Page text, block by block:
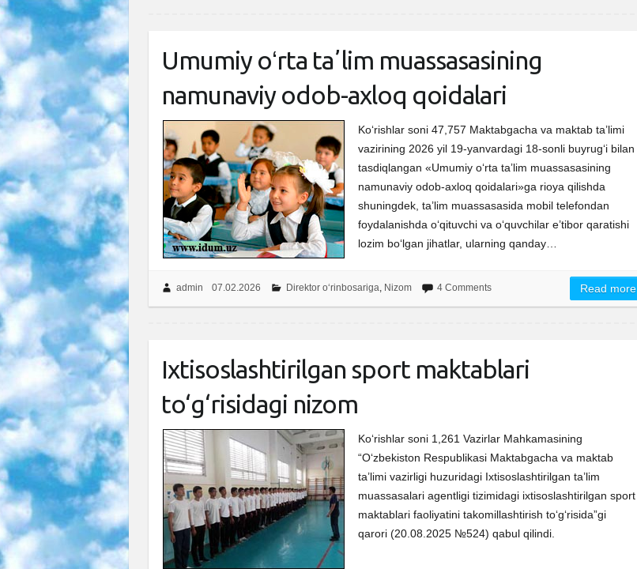
Umumiy oʻrta taʼlim muassasasining
namunaviy odob-axloq qoidalari
Ko‘rishlar soni 47,757 Maktabgacha va maktab ta’limi
vazirining 2026 yil 19-yanvardagi 18-sonli buyrug‘i bilan
tasdiqlangan «Umumiy oʻrta taʼlim muassasasining
namunaviy odob-axloq qoidalari»ga rioya qilishda
shuningdek, ta’lim muassasasida mobil telefondan
foydalanishda o‘qituvchi va o‘quvchilar e’tibor qaratishi
lozim bo‘lgan jihatlar, ularning qanday…
admin 07.02.2026 Direktor o‘rinbosariga, Nizom 4 Comments Read more
Ixtisoslashtirilgan sport maktablari
to‘g‘risidagi nizom
Ko‘rishlar soni 1,261 Vazirlar Mahkamasining
“O‘zbekiston Respublikasi Maktabgacha va maktab
ta’limi vazirligi huzuridagi Ixtisoslashtirilgan ta’lim
muassasalari agentligi tizimidagi ixtisoslashtirilgan sport
maktablari faoliyatini takomillashtirish to‘g‘risida”gi
qarori (20.08.2025 №524) qabul qilindi.